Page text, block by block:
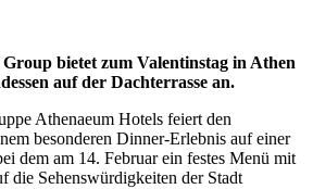
bietet zum Valentinstag in Athen
auf der Dachterrasse an.
Athenaeum Hotels feiert den
besonderen Dinner-Erlebnis auf einer
dem am 14. Februar ein festes Menü mit
die Sehenswürdigkeiten der Stadt